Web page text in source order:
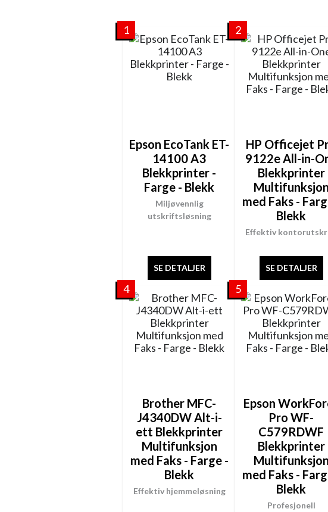
1
Miljøvennlig
utskriftsløsning
Epson EcoTank ET-
14100 A3
Blekkprinter -
Farge - Blekk
SE DETALJER
2
Effektiv
HP Officejet
9122e All-in-
Blekkprinter
Multifunksjon
med Faks -
Blekk
SE DETALJER
4
Effektiv hjemmeløsning
Brother MFC-
J4340DW Alt-i-
ett Blekkprinter
Multifunksjon
med Faks - Farge -
Blekk
5
Profesjonell
Epson
Pro WF-
C579RDWF
Blekkprinter
Multifunksjon
med Faks -
Blekk